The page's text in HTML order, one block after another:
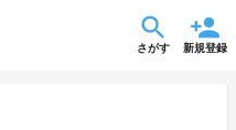
さがす 新規登録